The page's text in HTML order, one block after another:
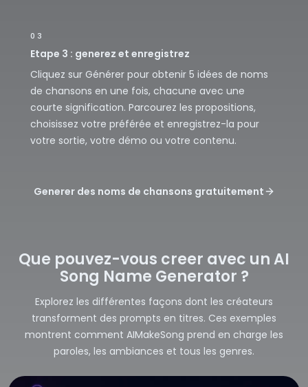
03
Etape 3 : generez et enregistrez
Cliquez sur Générer pour obtenir 5 idées de noms
de chansons en une fois, chacune avec une
courte signification. Parcourez les propositions,
choisissez votre préférée et enregistrez-la pour
votre sortie, votre démo ou votre contenu.
Generer des noms de chansons gratuitement
Que pouvez-vous creer avec un AI
Song Name Generator ?
Explorez les différentes façons dont les créateurs
transforment des prompts en titres. Ces exemples
montrent comment AIMakeSong prend en charge les
paroles, les ambiances et tous les genres.